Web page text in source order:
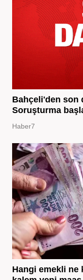
Bahçeli'den son
Soruşturma
Haber7
Hangi emekli ne